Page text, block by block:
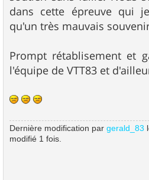
dans cette épreuve qui
qu'un très mauvais
Prompt rétablisement et
l'équipe de VTT83 et
Dernière modification par gerald_83
modifié 1 fois.